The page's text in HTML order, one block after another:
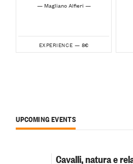
— Magliano Alfieri —
EXPERIENCE — 8€
UPCOMING EVENTS
Cavalli, natura e